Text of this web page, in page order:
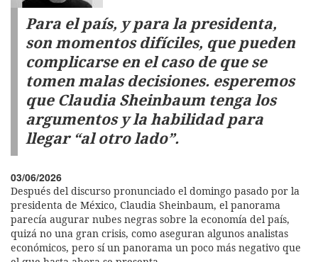
Para el país, y para la presidenta,
son momentos difíciles, que pueden
complicarse en el caso de que se
tomen malas decisiones. esperemos
que Claudia Sheinbaum tenga los
argumentos y la habilidad para
llegar “al otro lado”.
03/06/2026
Después del discurso pronunciado el domingo pasado por la
presidenta de México, Claudia Sheinbaum, el panorama
parecía augurar nubes negras sobre la economía del país,
quizá no una gran crisis, como aseguran algunos analistas
económicos, pero sí un panorama un poco más negativo que